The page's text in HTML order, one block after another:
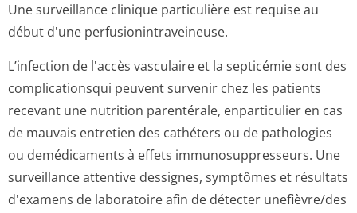
Une surveillance clinique particulière est requise au
début d'une perfusionintra­veineuse.
L’infection de l'accès vasculaire et la septicémie sont des
complicationsqui peuvent survenir chez les patients
recevant une nutrition parentérale, enparticulier en cas
de mauvais entretien des cathéters ou de pathologies
ou demédicaments à effets immunosuppresseurs. Une
surveillance attentive dessignes, symptômes et résultats
d'examens de laboratoire afin de détecter unefièvre/des